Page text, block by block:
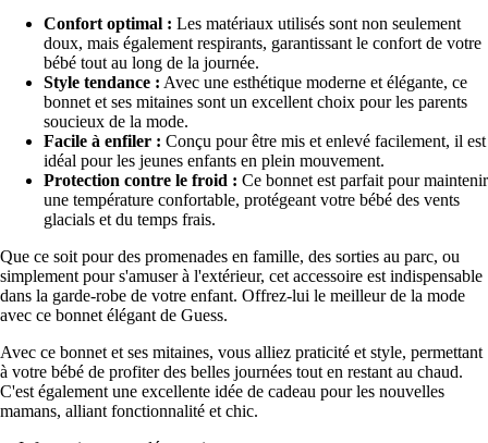
Confort optimal : Les matériaux utilisés sont non seulement
doux, mais également respirants, garantissant le confort de votre
bébé tout au long de la journée.
Style tendance : Avec une esthétique moderne et élégante, ce
bonnet et ses mitaines sont un excellent choix pour les parents
soucieux de la mode.
Facile à enfiler : Conçu pour être mis et enlevé facilement, il est
idéal pour les jeunes enfants en plein mouvement.
Protection contre le froid : Ce bonnet est parfait pour maintenir
une température confortable, protégeant votre bébé des vents
glacials et du temps frais.
Que ce soit pour des promenades en famille, des sorties au parc, ou
simplement pour s'amuser à l'extérieur, cet accessoire est indispensable
dans la garde-robe de votre enfant. Offrez-lui le meilleur de la mode
avec ce bonnet élégant de Guess.
Avec ce bonnet et ses mitaines, vous alliez praticité et style, permettant
à votre bébé de profiter des belles journées tout en restant au chaud.
C'est également une excellente idée de cadeau pour les nouvelles
mamans, alliant fonctionnalité et chic.